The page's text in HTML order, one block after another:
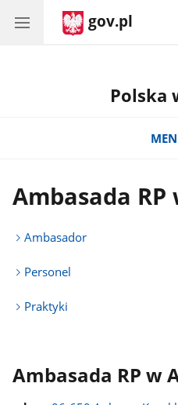
gov.pl
Polska
Ambasada
Ambasador
Personel
Praktyki
Ambasada RP w